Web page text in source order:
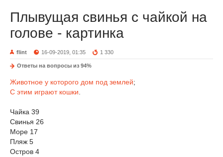
Плывущая свинья с чайкой на
голове - картинка
flint 16-09-2019, 01:35 1 330
Ответы на вопросы из 94%
Животное у которого дом под землей;
С этим играют кошки
Чайка 39
Свинья 26
Море 17
Пляж 5
Остров 4